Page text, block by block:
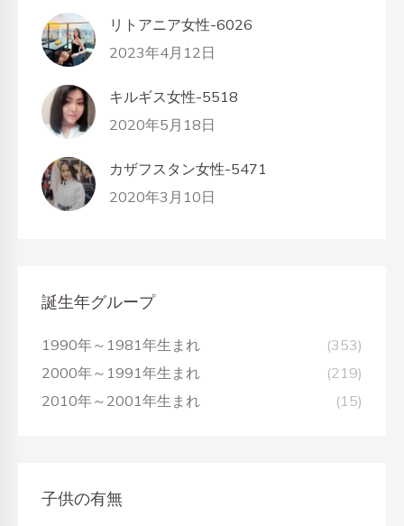
リトアニア女性-6026
2023年4月12日
キルギス女性-5518
2020年5月18日
カザフスタン女性-5471
2020年3月10日
誕生年グループ
1990年～1981年生まれ
(353)
2000年～1991年生まれ
(219)
2010年～2001年生まれ
(15)
子供の有無